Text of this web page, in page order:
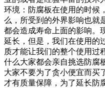
环境：防腐板在使用的时候
么，所受到的外界影响也就
都会造成寿命上面的影响。
延长，但是，我们在使用的
质才能让我们的整个使用过
什么大家都会亲自挑选防腐
大家不要为了贪小便宜而买
才有质量保障，为了延长防